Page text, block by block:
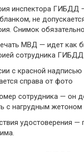
инспектора ГИБДД
не
Снимок
МВД — идет как
сотрудника ГИБДД
с красной
справа от фото
сотрудника — он
с нагрудным жетоном
удостоверения —